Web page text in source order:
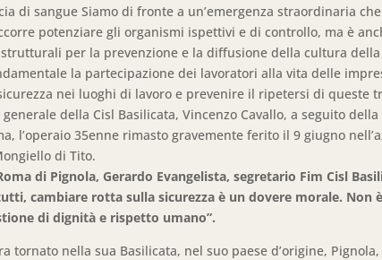
di sangue Siamo di fronte a un’emergenza straordinaria
potenziare gli organismi ispettivi e di controllo, ma è
per la prevenzione e la diffusione della cultura della
la partecipazione dei lavoratori alla vita delle
nei luoghi di lavoro e prevenire il ripetersi di queste
della Cisl Basilicata, Vincenzo Cavallo, a seguito
l’operaio 35enne rimasto gravemente ferito il 9 giugno
di Tito.
di Pignola, Gerardo Evangelista, segretario Fim Cisl
cambiare rotta sulla sicurezza è un dovere morale. Non
di dignità e rispetto umano”.
tornato nella sua Basilicata, nel suo paese d’origine,